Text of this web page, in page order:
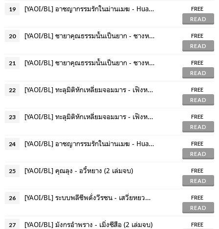
19 [YAOI/BL] อาชญากรรมรักในม่านเมฆ - Huai Shang (เล่ม 1)
FREE
READ
20 [YAOI/BL] ชายาคุณธรรมนั้นเป็นยาก - ชางหมิง (เล่ม 3 , 4)
FREE
READ
21 [YAOI/BL] ชายาคุณธรรมนั้นเป็นยาก - ชางหมิง (เล่ม 5 จบ + เล่มพิเศษ)
FREE
READ
22 [YAOI/BL] ทะลุมิติหักเหลี่ยมจอมมาร - เฟิงหลิวซูไต (6 เล่มจบ)
FREE
READ
23 [YAOI/BL] ทะลุมิติหักเหลี่ยมจอมมาร - เฟิงหลิวซูไต (เล่มพิเศษ)
FREE
READ
24 [YAOI/BL] อาชญากรรมรักในม่านเมฆ - Huai Shang (เล่ม 2)
FREE
READ
25 [YAOI/BL] คุณลุง - อวี้หยาง (2 เล่มจบ)
FREE
READ
26 [YAOI/BL] ระบบพลีชีพดั่งวีรชน - เสวี่ยหยวนโยวหลิง (6 เล่มจบ)
FREE
READ
27 [YAOI/BL] มังกรอำพราง - เมิ่งซีสือ (2 เล่มจบ)
FREE